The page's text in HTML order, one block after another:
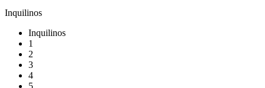
Inquilinos
Inquilinos
1
2
3
4